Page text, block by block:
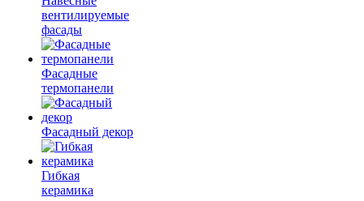
вентилируемые
фасады
Фасадные
термопанели
Фасадный декор
Гибкая
керамика